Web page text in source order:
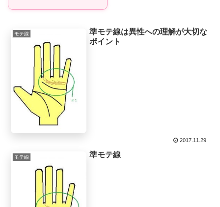
モテ線
準モテ線は異性への理解が大切な
ポイント
2017.11.29
モテ線 準モテ線